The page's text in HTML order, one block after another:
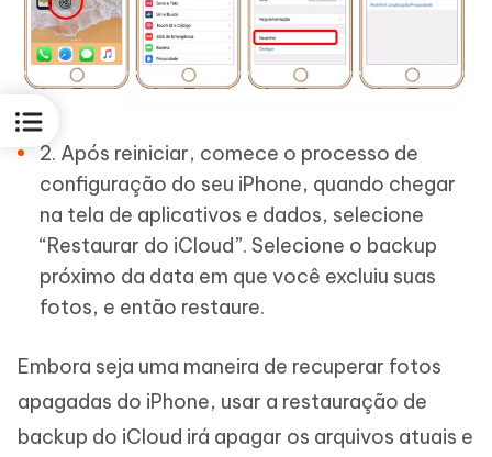
2. Após reiniciar, comece o processo de
configuração do seu iPhone, quando chegar
na tela de aplicativos e dados, selecione
“Restaurar do iCloud”. Selecione o backup
próximo da data em que você excluiu suas
fotos, e então restaure.
Embora seja uma maneira de recuperar fotos
apagadas do iPhone, usar a restauração de
backup do iCloud irá apagar os arquivos atuais e